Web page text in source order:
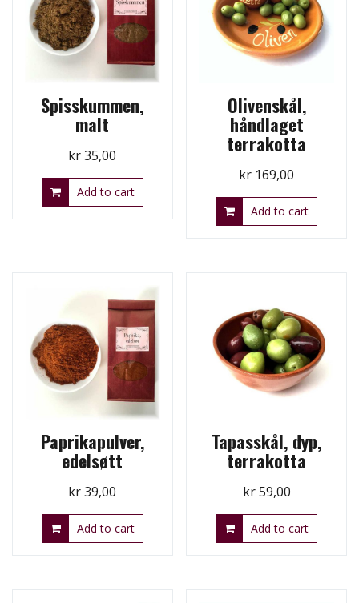
Spisskummen,
malt
kr35,00
Add to cart
Olivenskål,
håndlaget
terrakotta
kr 169,00
Add to cart
Paprikapulver,
edelsøtt
kr39,00
Add to cart
Tapasskål, dyp,
terrakotta
kr59,00
Add to cart